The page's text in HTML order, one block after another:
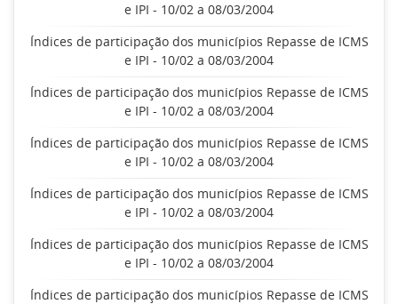
e IPI - 10/02 a 08/03/2004
Índices de participação dos municípios Repasse de ICMS
e IPI - 10/02 a 08/03/2004
Índices de participação dos municípios Repasse de ICMS
e IPI - 10/02 a 08/03/2004
Índices de participação dos municípios Repasse de ICMS
e IPI - 10/02 a 08/03/2004
Índices de participação dos municípios Repasse de ICMS
e IPI - 10/02 a 08/03/2004
Índices de participação dos municípios Repasse de ICMS
e IPI - 10/02 a 08/03/2004
Índices de participação dos municípios Repasse de ICMS